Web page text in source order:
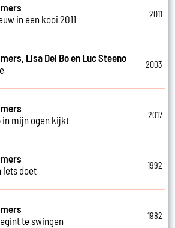
in een kooi 2011
2011
Lisa Del Bo en Luc Steeno
2003
in mijn ogen kijkt
2017
iets doet
1992
te swingen
1982